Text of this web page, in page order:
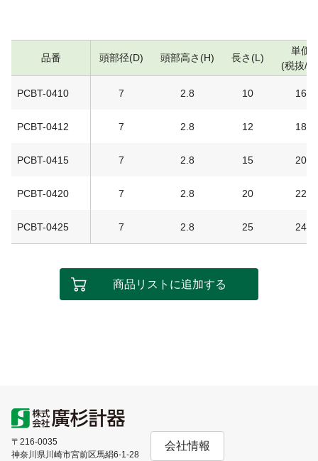
品番 頭部径(D) 頭部高さ(H) 長さ(L)
単価
(税抜/
PCBT-0410 7 2.8 10 16
PCBT-0412 7 2.8 12 18
PCBT-0415 7 2.8 15 20
PCBT-0420 7 2.8 20 22
PCBT-0425 7 2.8 25 24
商品リストに追加する
〒216-0035
神奈川県川崎市宮前区馬絹6-1-28
会社情報